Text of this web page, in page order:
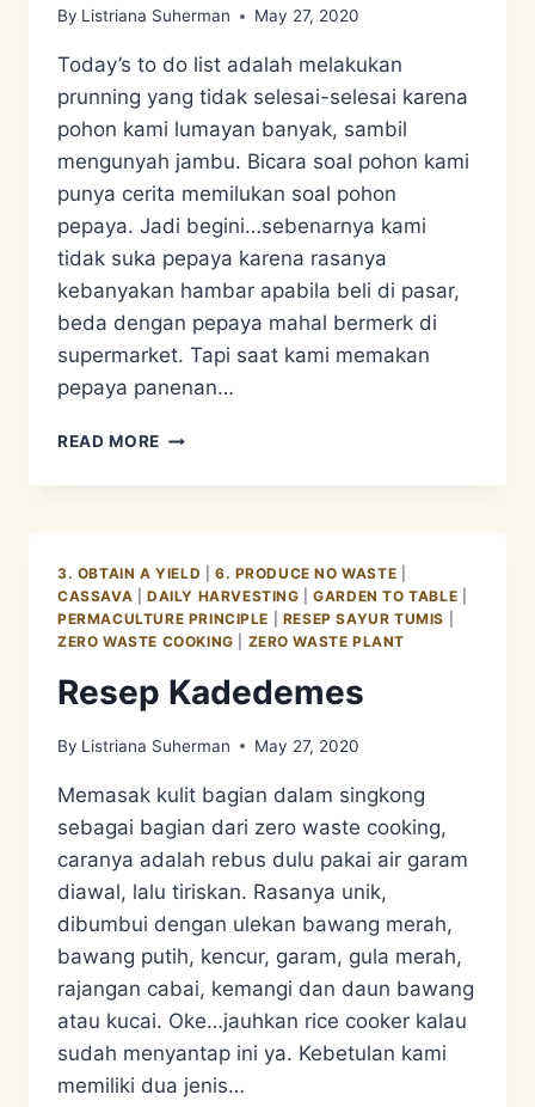
By Listriana Suherman May 27, 2020
Today’s to do list adalah melakukan
prunning yang tidak selesai-selesai karena
pohon kami lumayan banyak, sambil
mengunyah jambu. Bicara soal pohon kami
punya cerita memilukan soal pohon
pepaya. Jadi begini…sebenarnya kami
tidak suka pepaya karena rasanya
kebanyakan hambar apabila beli di pasar,
beda dengan pepaya mahal bermerk di
supermarket. Tapi saat kami memakan
pepaya panenan…
READ MORE RESEP
PEPAYA
HIDUP
3. OBTAIN A YIELD 6. PRODUCE NO WASTE
CASSAVA
DAILY HARVESTING |GARDEN TO TABLE
PERMACULTURE PRINCIPLE
RESEP SAYUR TUMIS
ZERO WASTE COOKING
ZERO WASTE PLANT
Resep Kadedemes
By Listriana Suherman May 27, 2020
Memasak kulit bagian dalam singkong
sebagai bagian dari zero waste cooking,
caranya adalah rebus dulu pakai air garam
diawal, lalu tiriskan. Rasanya unik,
dibumbui dengan ulekan bawang merah,
bawang putih, kencur, garam, gula merah,
rajangan cabai, kemangi dan daun bawang
atau kucai. Oke…jauhkan rice cooker kalau
sudah menyantap ini ya. Kebetulan kami
memiliki dua jenis…